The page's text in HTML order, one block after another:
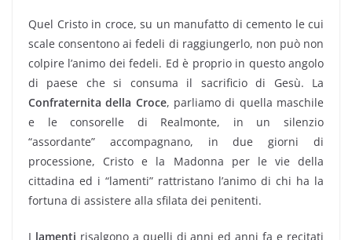
Quel Cristo in croce, su un manufatto di cemento le cui
scale consentono ai fedeli di raggiungerlo, non può non
colpire l’animo dei fedeli. Ed è proprio in questo angolo
di paese che si consuma il sacrificio di Gesù. La
Confraternita della Croce, parliamo di quella maschile
e le consorelle di Realmonte, in un silenzio
“assordante” accompagnano, in due giorni di
processione, Cristo e la Madonna per le vie della
cittadina ed i “lamenti” rattristano l’animo di chi ha la
fortuna di assistere alla sfilata dei penitenti.
I lamenti risalgono a quelli di anni ed anni fa e recitati